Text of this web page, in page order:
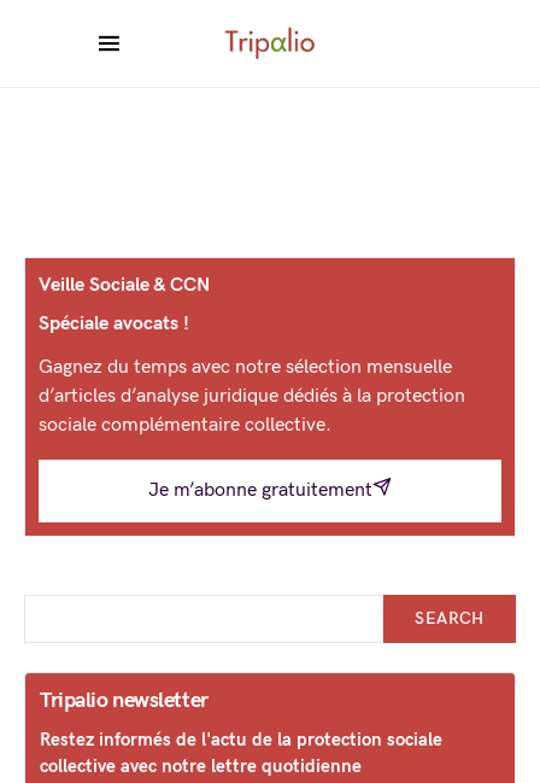
Veille Sociale & CCN
Spéciale avocats !
Gagnez du temps avec notre sélection mensuelle
d’articles d’analyse juridique dédiés à la protection
sociale complémentaire collective.
Je m’abonne gratuitement
SEARCH
Tripalio newsletter
Restez informés de l'actu de la protection sociale
collective avec notre lettre quotidienne